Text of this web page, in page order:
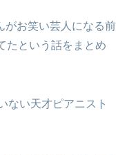
がお笑い芸人になる前
たという話をまとめ
ない天才ピアニスト